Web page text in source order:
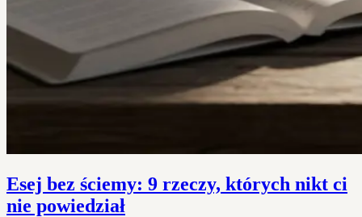
Esej bez ściemy: 9 rzeczy, których nikt ci
nie powiedział